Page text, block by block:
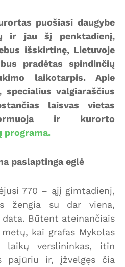
puošiasi daugybe
ir jau šį penktadienį,
išskirtinę, Lietuvoje
pradėtas spindinčių
laikotarpis. Apie
specialius valgiaraščius
laisvas vietas
ir kurorto
programa.
paslaptinga eglė
770 – ąjį gimtadienį,
žengia su dar viena,
Būtent ateinančiais
kai grafas Mykolas
laikų verslininkas, itin
pajūriu ir, įžvelgęs čia